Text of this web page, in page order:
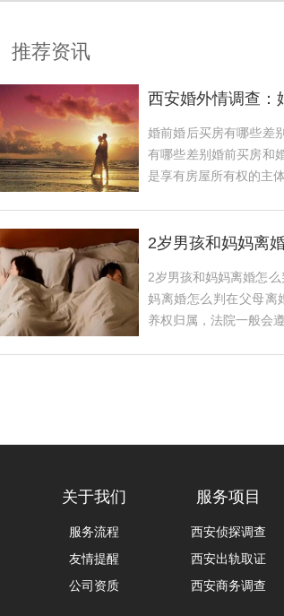
推荐资讯
西安婚外情调查：
有哪些差别
婚前婚后买房有哪些差
有哪些差别婚前买房和
是享有房屋所有权的主体
2岁男孩和妈妈离
2岁男孩和妈妈离婚怎
妈离婚怎么判在父母离
养权归属，法院一般会遵
关于我们
服务流程
友情提醒
公司资质
服务项目
西安侦探调查
西安出轨取证
西安商务调查